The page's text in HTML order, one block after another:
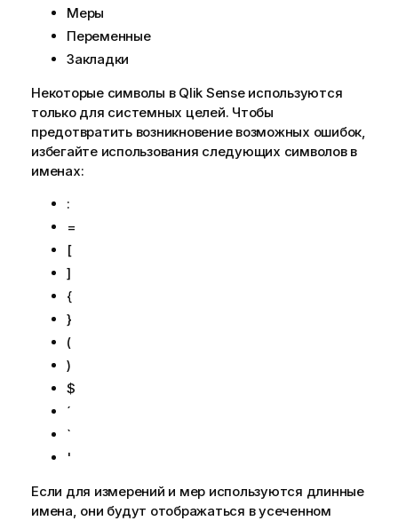
Меры
Переменные
Закладки
Некоторые символы в Qlik Senseиспользуются
только для системных целей. Чтобы
предотвратить возникновение возможных ошибок,
избегайте использования следующих символов в
именах:
:
=
[
]
{
}
(
)
$
´
`
'
Если для измерений и мер используются длинные
имена, они будут отображаться в усеченном